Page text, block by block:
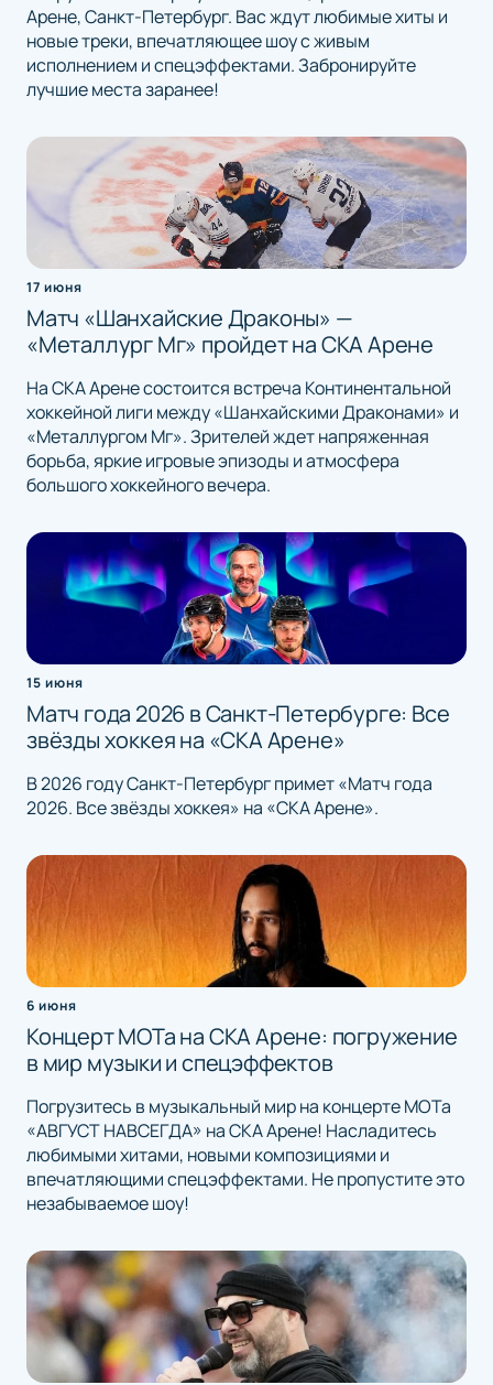
Арене, Санкт-Петербург. Вас ждут любимые хиты и
новые треки, впечатляющее шоу с живым
исполнением и спецэффектами. Забронируйте
лучшие места заранее!
17 июня
Матч «Шанхайские Драконы» —
«Металлург Мг» пройдет на СКА Арене
На СКА Арене состоится встреча Континентальной
хоккейной лиги между «Шанхайскими Драконами» и
«Металлургом Мг». Зрителей ждет напряженная
борьба, яркие игровые эпизоды и атмосфера
большого хоккейного вечера.
15 июня
Матч года 2026 в Санкт-Петербурге: Все
звёзды хоккея на «СКА Арене»
В 2026 году Санкт-Петербург примет «Матч года
2026. Все звёзды хоккея» на «СКА Арене».
6 июня
Концерт МОТа на СКА Арене: погружение
в мир музыки и спецэффектов
Погрузитесь в музыкальный мир на концерте МОТа
«АВГУСТ НАВСЕГДА» на СКА Арене! Насладитесь
любимыми хитами, новыми композициями и
впечатляющими спецэффектами. Не пропустите это
незабываемое шоу!